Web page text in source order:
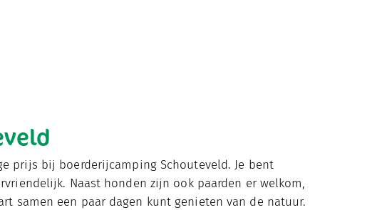
prijs bij boerderijcamping Schouteveld. Je bent
Naast honden zijn ook paarden er welkom,
samen een paar dagen kunt genieten van de natuur.